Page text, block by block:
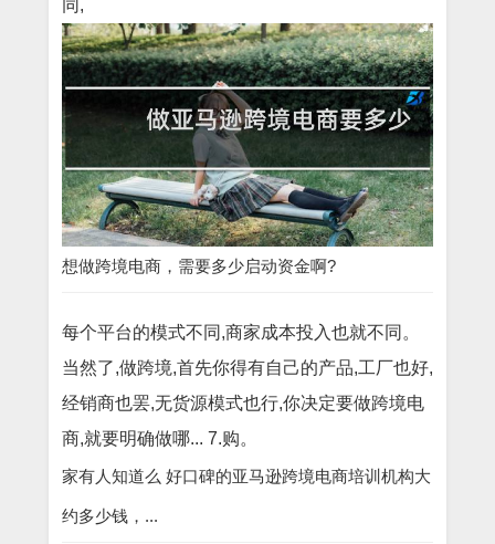
同,
想做跨境电商，需要多少启动资金啊?
每个平台的模式不同,商家成本投入也就不同。
当然了,做跨境,首先你得有自己的产品,工厂也好,
经销商也罢,无货源模式也行,你决定要做跨境电
商,就要明确做哪... 7.购。
家有人知道么 好口碑的亚马逊跨境电商培训机构大
约多少钱，...